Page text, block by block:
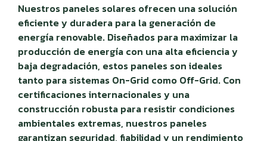
Nuestros paneles solares ofrecen una solución
eficiente y duradera para la generación de
energía renovable. Diseñados para maximizar la
producción de energía con una alta eficiencia y
baja degradación, estos paneles son ideales
tanto para sistemas On-Grid como Off-Grid. Con
certificaciones internacionales y una
construcción robusta para resistir condiciones
ambientales extremas, nuestros paneles
garantizan seguridad, fiabilidad y un rendimiento